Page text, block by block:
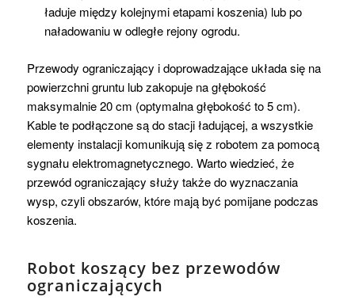
ładuje między kolejnymi etapami koszenia) lub po
naładowaniu w odległe rejony ogrodu.
Przewody ograniczający i doprowadzające układa się na
powierzchni gruntu lub zakopuje na głębokość
maksymalnie 20 cm (optymalna głębokość to 5 cm).
Kable te podłączone są do stacji ładującej, a wszystkie
elementy instalacji komunikują się z robotem za pomocą
sygnału elektromagnetycznego. Warto wiedzieć, że
przewód ograniczający służy także do wyznaczania
wysp, czyli obszarów, które mają być pomijane podczas
koszenia.
Robot koszący bez przewodów
ograniczających